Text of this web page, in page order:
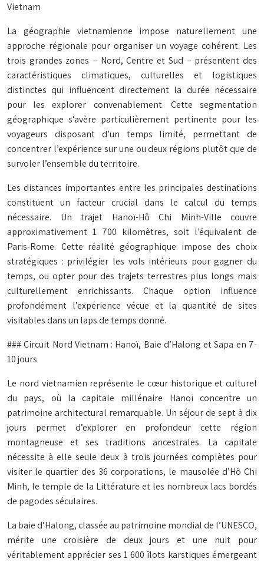
Vietnam
La géographie vietnamienne impose naturellement une
approche régionale pour organiser un voyage cohérent. Les
trois grandes zones – Nord, Centre et Sud – présentent des
caractéristiques climatiques, culturelles et logistiques
distinctes qui influencent directement la durée nécessaire
pour les explorer convenablement. Cette segmentation
géographique s’avère particulièrement pertinente pour les
voyageurs disposant d’un temps limité, permettant de
concentrer l’expérience sur une ou deux régions plutôt que de
survoler l’ensemble du territoire.
Les distances importantes entre les principales destinations
constituent un facteur crucial dans le calcul du temps
nécessaire. Un trajet Hanoï-Hô Chi Minh-Ville couvre
approximativement 1 700 kilomètres, soit l’équivalent de
Paris-Rome. Cette réalité géographique impose des choix
stratégiques : privilégier les vols intérieurs pour gagner du
temps, ou opter pour des trajets terrestres plus longs mais
culturellement enrichissants. Chaque option influence
profondément l’expérience vécue et la quantité de sites
visitables dans un laps de temps donné.
### Circuit Nord Vietnam : Hanoï, Baie d’Halong et Sapa en 7-
10 jours
Le nord vietnamien représente le cœur historique et culturel
du pays, où la capitale millénaire Hanoï concentre un
patrimoine architectural remarquable. Un séjour de sept à dix
jours permet d’explorer en profondeur cette région
montagneuse et ses traditions ancestrales. La capitale
nécessite à elle seule deux à trois journées complètes pour
visiter le quartier des 36 corporations, le mausolée d’Hô Chi
Minh, le temple de la Littérature et les nombreux lacs bordés
de pagodes séculaires.
La baie d’Halong, classée au patrimoine mondial de l’UNESCO,
mérite une croisière de deux jours et une nuit pour
véritablement apprécier ses 1 600 îlots karstiques émergeant